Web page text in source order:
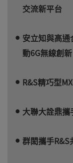
交流新平台
安立知與高
動6G無線創新
R&S精巧型
大聯大詮鼎
群閎攜手